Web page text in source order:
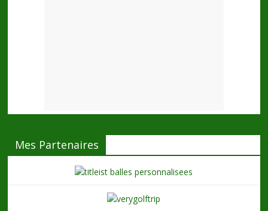
Mes Partenaires